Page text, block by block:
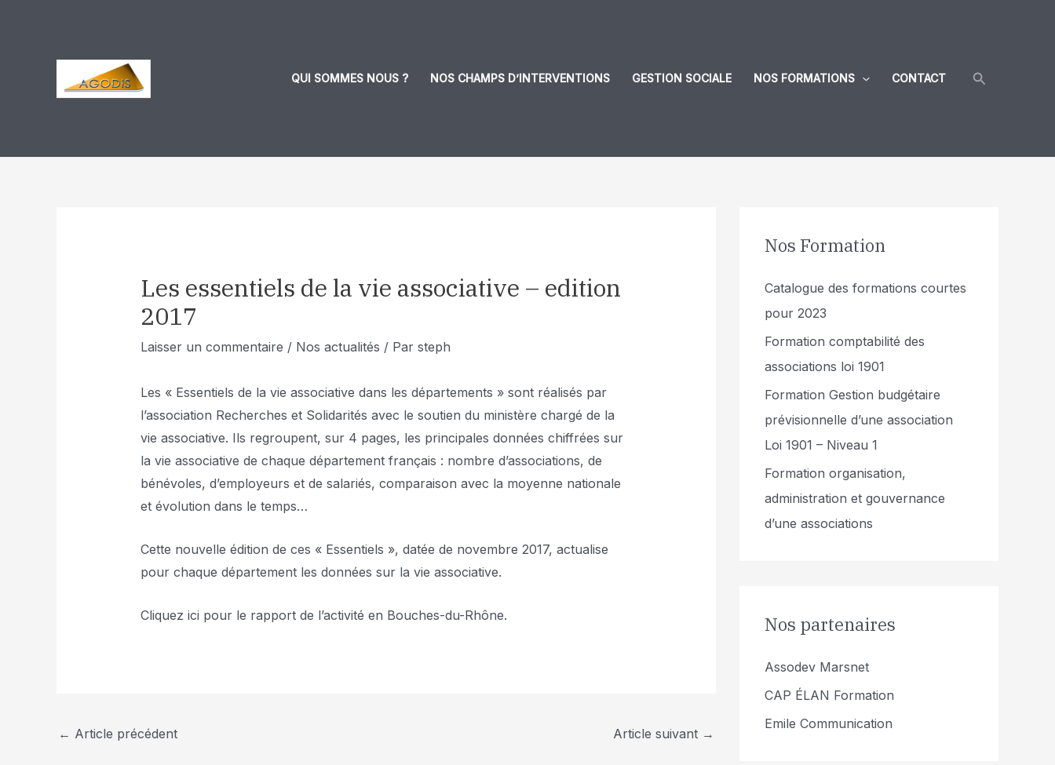
QUI SOMMES NOUS ? NOS CHAMPS D’INTERVENTIONS GESTION SOCIALE NOS FORMATIONS CONTACT Rechercher
Les essentiels de la vie associative – edition
2017
Laisser un commentaire / Nos actualités / Par steph
Les « Essentiels de la vie associative dans les départements » sont réalisés par
l’association Recherches et Solidarités avec le soutien du ministère chargé de la
vie associative. Ils regroupent, sur 4 pages, les principales données chiffrées sur
la vie associative de chaque département français : nombre d’associations, de
bénévoles, d’employeurs et de salariés, comparaison avec la moyenne nationale
et évolution dans le temps…
Cette nouvelle édition de ces « Essentiels », datée de novembre 2017, actualise
pour chaque département les données sur la vie associative.
Cliquez ici pour le rapport de l’activité en Bouches-du-Rhône.
articles
← Article précédent Article suivant →
Nos Formation
Catalogue des formations courtes
pour 2023
Formation comptabilité des
associations loi 1901
Formation Gestion budgétaire
prévisionnelle d’une association
Loi 1901 – Niveau 1
Formation organisation,
administration et gouvernance
d’une associations
Nos partenaires
Assodev Marsnet
CAP ÉLAN Formation
Emile Communication